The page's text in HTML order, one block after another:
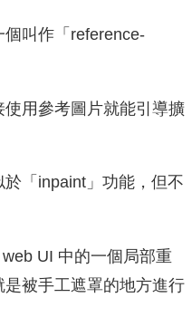
個叫作「reference-
用參考圖片就能引導擴
「inpaint」功能，但不
UI 中的一個局部重
被手工遮罩的地方進行